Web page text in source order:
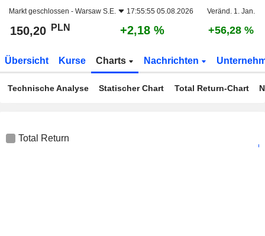
Markt geschlossen - Warsaw S.E. 17:55:55 05.08.2026 Veränd. 1. Jan.
150,20 PLN +2,18 % +56,28 %
Übersicht Kurse Charts Nachrichten
Technische Analyse Statischer Chart Total Return-Chart
Total Return